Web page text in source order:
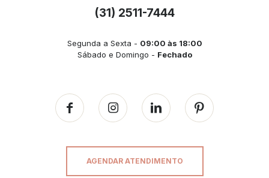
(31) 2511-7444
Segunda a Sexta - 09:00 às 18:00
Sábado e Domingo - Fechado
AGENDAR ATENDIMENTO